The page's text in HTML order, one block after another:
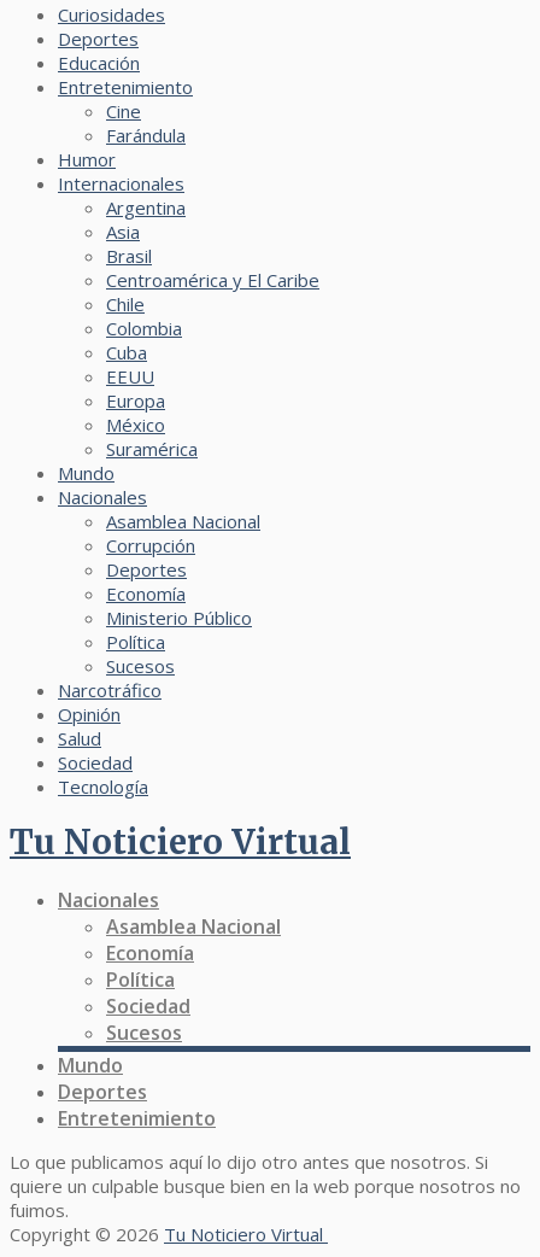
Curiosidades
Deportes
Educación
Entretenimiento
Cine
Farándula
Humor
Internacionales
Argentina
Asia
Brasil
Centroamérica y El Caribe
Chile
Colombia
Cuba
EEUU
Europa
México
Suramérica
Mundo
Nacionales
Asamblea Nacional
Corrupción
Deportes
Economía
Ministerio Público
Política
Sucesos
Narcotráfico
Opinión
Salud
Sociedad
Tecnología
Tu Noticiero Virtual
Nacionales
Asamblea Nacional
Economía
Política
Sociedad
Sucesos
Mundo
Deportes
Entretenimiento
Lo que publicamos aquí lo dijo otro antes que nosotros. Si
quiere un culpable busque bien en la web porque nosotros no
fuimos.
Copyright © 2026 Tu Noticiero Virtual